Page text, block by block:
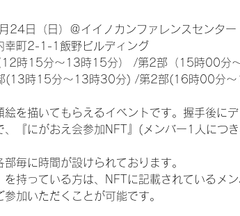
24日（日）＠イイノカンファレンスセンター
幸町2-1-1飯野ビルディング
12時15分～13時15分） /第2部（15時00分
時15分～13時30分) /第2部(16時00分～
絵を描いてもらえるイベントです。握手後に
、『にがおえ会参加NFT』(メンバー1人につ
毎に時間が設けられております。
を持っている方は、NFTに記載されているメ
加いただくことが可能です。